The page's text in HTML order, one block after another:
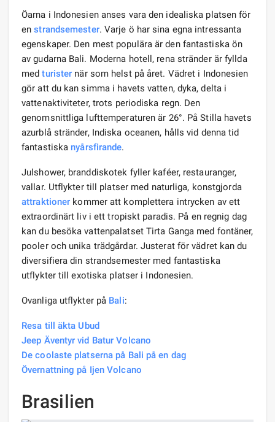
Öarna i Indonesien anses vara den idealiska platsen för
enstrandsemester. Varje ö har sina egna intressanta
egenskaper. Den mest populära är den fantastiska ön
av gudarna Bali. Moderna hotell, rena stränder är fyllda
medturister när som helst på året. Vädret i Indonesien
gör att du kan simma i havets vatten, dyka, delta i
vattenaktiviteter, trots periodiska regn. Den
genomsnittliga lufttemperaturen är 26°. På Stilla havets
azurblå stränder, Indiska oceanen, hålls vid denna tid
fantastiska nyårsfirande.
Julshower, branddiskotek fyller kaféer, restauranger,
vallar. Utflykter till platser med naturliga, konstgjorda
attraktioner kommer att komplettera intrycken av ett
extraordinärt liv i ett tropiskt paradis. På en regnig dag
kan du besöka vattenpalatset Tirta Ganga med fontäner,
pooler och unika trädgårdar. Justerat för vädret kan du
diversifiera din strandsemester med fantastiska
utflykter till exotiska platser i Indonesien.
Ovanliga utflykter på Bali:
Resa till äkta Ubud
Jeep Äventyr vid Batur Volcano
De coolaste platserna på Bali på en dag
Övernattning på Ijen Volcano
Brasilien